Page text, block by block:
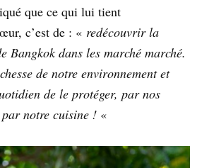
que ce qui lui tient
c’est de : « redécouvrir la
Bangkok dans les marché marché.
de notre environnement et
de le protéger, par nos
notre cuisine ! «